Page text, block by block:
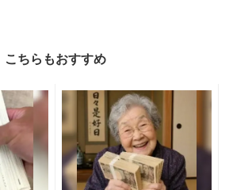
こちらもおすすめ